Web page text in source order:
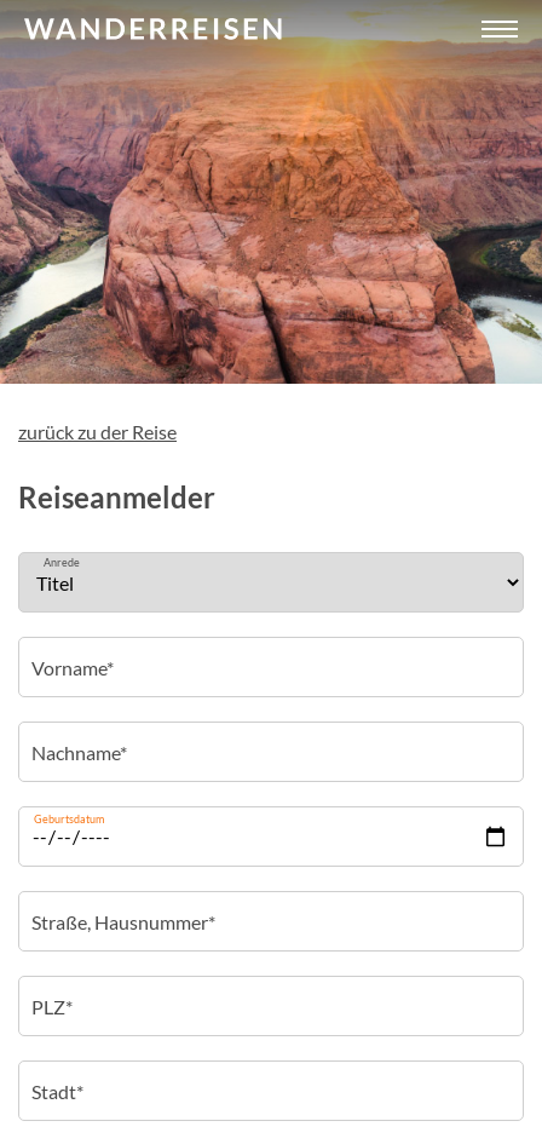
zurück zu der Reise
Reiseanmelder
Anrede
Geburtsdatum